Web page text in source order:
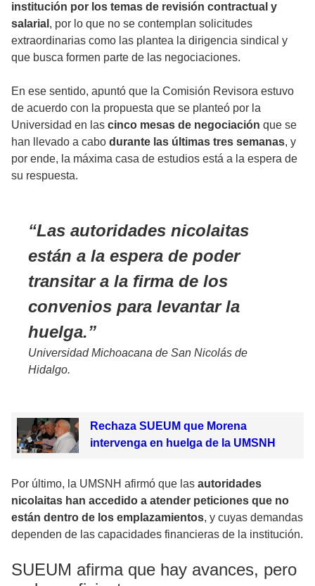
institución por los temas de revisión contractual y
salarial , por lo que no se contemplan solicitudes
extraordinarias como las plantea la dirigencia sindical y
que busca formen parte de las negociaciones.
En ese sentido, apuntó que la Comisión Revisora estuvo
de acuerdo con la propuesta que se planteó por la
Universidad en las cinco mesas de negociación que se
han llevado a cabo durante las últimas tres semanas, y
por ende, la máxima casa de estudios está a la espera de
su respuesta.
Las autoridades nicolaitas
están a la espera de poder
transitar a la firma de los
convenios para levantar la
huelga.
Universidad Michoacana de San Nicolás de
Hidalgo.
Rechaza SUEUM que Morena
intervenga en huelga de la UMSNH
Por último, la UMSNH afirmó que las autoridades
nicolaitas han accedido a atender peticiones que no
están dentro de los emplazamientos, y cuyas demandas
dependen de las capacidades financieras de la institución.
SUEUM afirma que hay avances, pero